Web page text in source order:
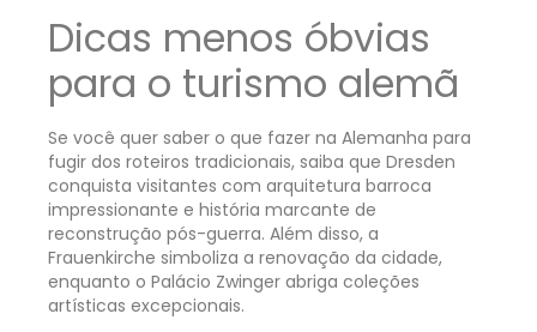
Dicas menos óbvias
para o turismo alemã
Se você quer saber o que fazer na Alemanha para
fugir dos roteiros tradicionais, saiba que Dresden
conquista visitantes com arquitetura barroca
impressionante e história marcante de
reconstrução pós-guerra. Além disso, a
Frauenkirche simboliza a renovação da cidade,
enquanto o Palácio Zwinger abriga coleções
artísticas excepcionais.